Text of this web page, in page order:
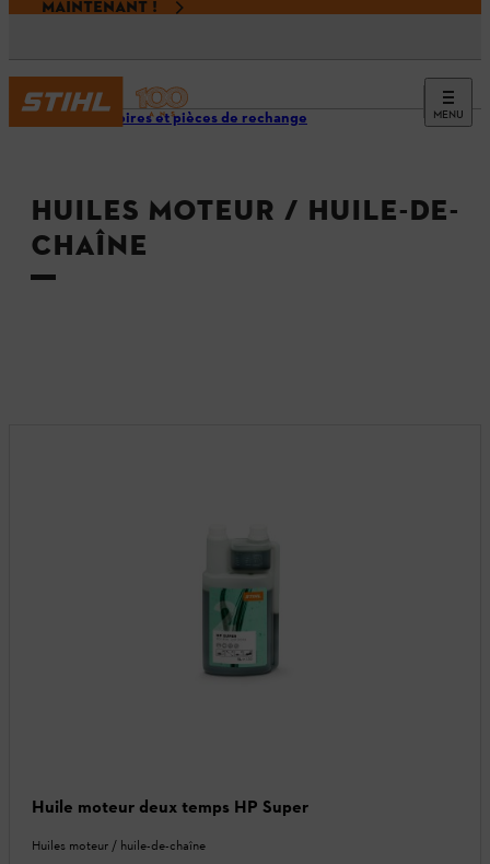
MAINTENANT !
MENU
Accessoires et pièces de rechange
HUILES MOTEUR / HUILE-DE-
CHAÎNE
Huile moteur deux temps HP Super
Huiles moteur / huile-de-chaîne